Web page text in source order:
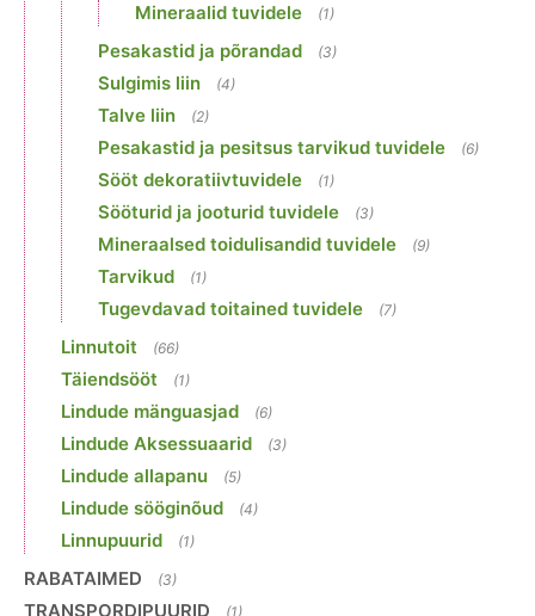
Mineraalid tuvidele (1)
Pesakastid ja põrandad (3)
Sulgimis liin (4)
Talve liin (2)
Pesakastid ja pesitsus tarvikud tuvidele (6)
Sööt dekoratiivtuvidele (1)
Sööturid ja jooturid tuvidele (3)
Mineraalsed toidulisandid tuvidele (9)
Tarvikud (1)
Tugevdavad toitained tuvidele (7)
Linnutoit (66)
Täiendsööt (1)
Lindude mänguasjad (6)
Lindude Aksessuaarid (3)
Lindude allapanu (5)
Lindude sööginõud (4)
Linnupuurid (1)
RABATAIMED (3)
TRANSPORDIPUURID (1)